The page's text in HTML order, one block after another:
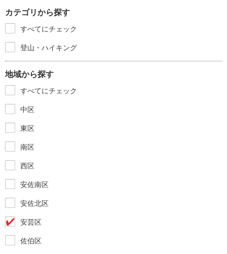
カテゴリから探す
すべてにチェック
登山・ハイキング
地域から探す
すべてにチェック
中区
東区
南区
西区
安佐南区
安佐北区
安芸区
佐伯区